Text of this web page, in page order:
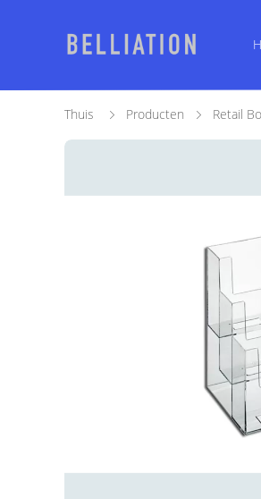
Thuis Producten Retail